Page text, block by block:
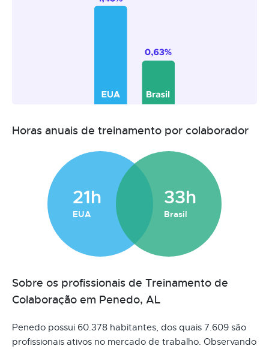
Horas anuais de treinamento por colaborador
21h
EUA
33h
Brasil
Sobre os profissionais de Treinamento de
Colaboração em Penedo, AL
Penedo possui 60.378 habitantes, dos quais 7.609 são
profissionais ativos no mercado de trabalho. Observando